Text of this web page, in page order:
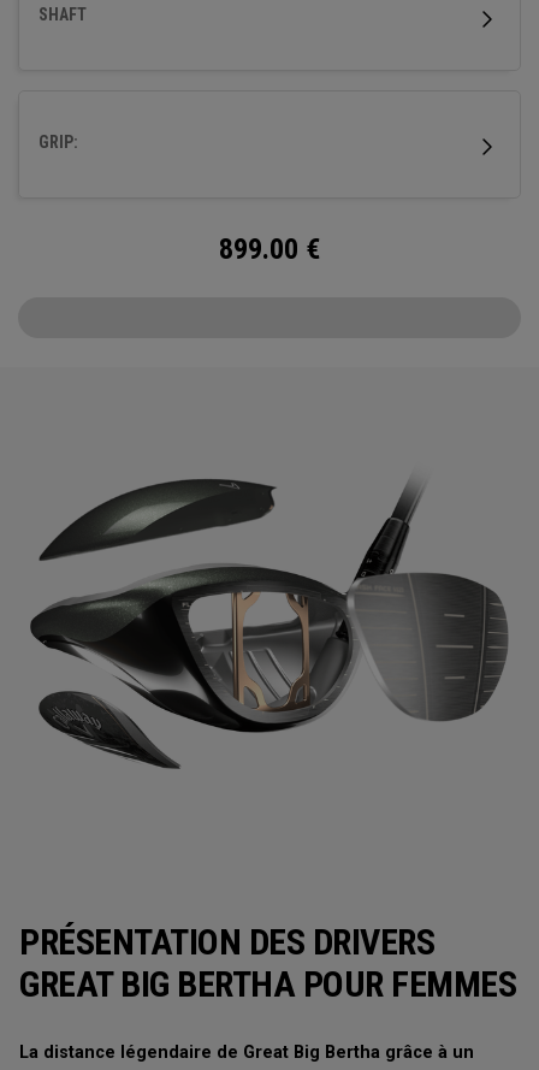
SHAFT
GRIP:
899.00 €
PRÉSENTATION DES DRIVERS
GREAT BIG BERTHA POUR FEMMES
La distance légendaire de Great Big Bertha grâce à un